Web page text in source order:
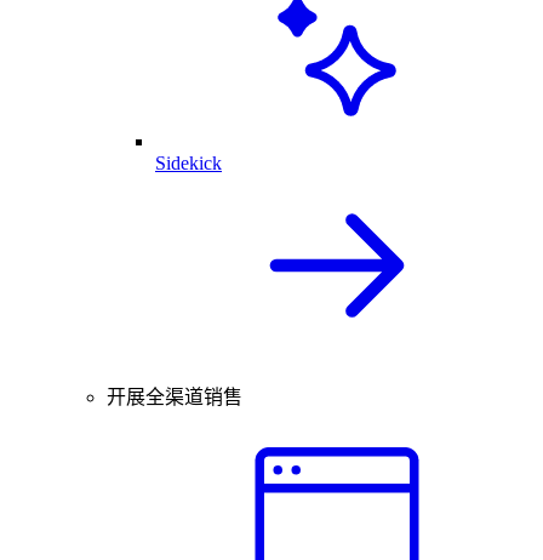
Sidekick
开展全渠道销售